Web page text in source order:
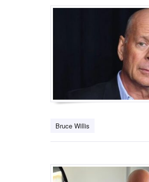
Bruce Willis